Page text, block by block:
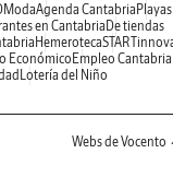
Agenda Cantabria Playas
en Cantabria De tiendas
Hemeroteca
Económico Empleo Cantabria
Lotería del Niño
Webs de Vocento